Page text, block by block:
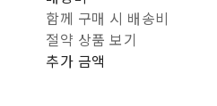
함께 구매 시 배송비
절약 상품 보기
추가 금액